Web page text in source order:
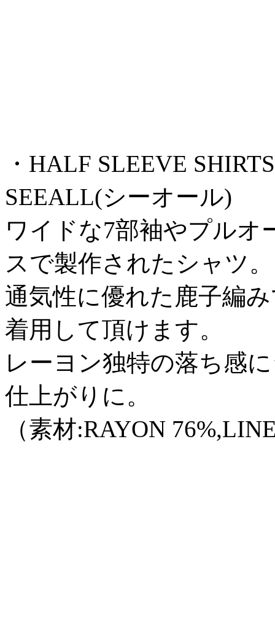
・HALF SLEEVE
SEEALL(シーオール)
ワイドな7部袖やプルオ
スで製作されたシャツ。
通気性に優れた鹿子編
着用して頂けます。
レーヨン独特の落ち感
仕上がりに。
（素材:RAYON